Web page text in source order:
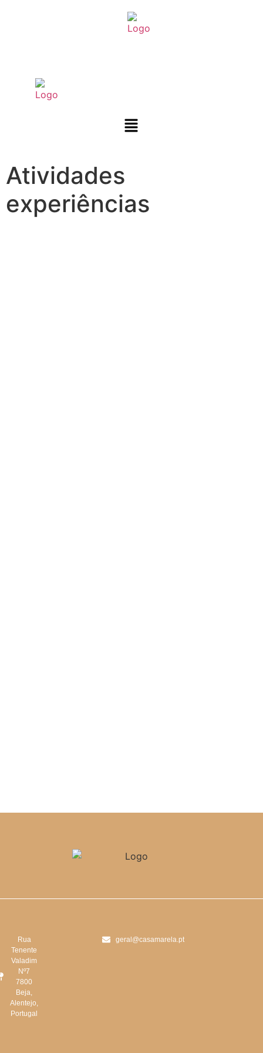
Atividades
experiências
Rua
Tenente
Valadim
Nº7
7800
Beja,
Alentejo,
Portugal
geral@casamarela.pt